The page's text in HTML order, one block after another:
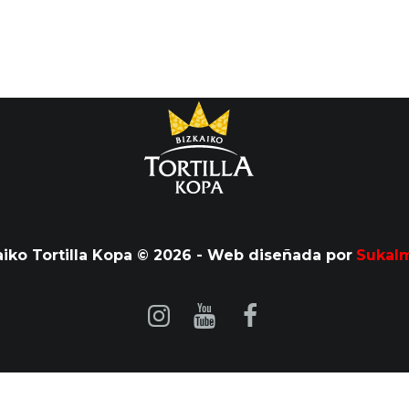
Tortilla Kopa © 2026 - Web diseñada por